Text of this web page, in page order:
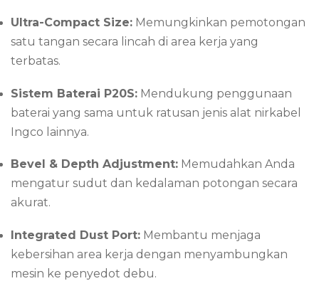
Ultra-Compact Size: Memungkinkan pemotongan
satu tangan secara lincah di area kerja yang
terbatas.
Sistem Baterai P20S: Mendukung penggunaan
baterai yang sama untuk ratusan jenis alat nirkabel
Ingco lainnya.
Bevel & Depth Adjustment: Memudahkan Anda
mengatur sudut dan kedalaman potongan secara
akurat.
Integrated Dust Port: Membantu menjaga
kebersihan area kerja dengan menyambungkan
mesin ke penyedot debu.